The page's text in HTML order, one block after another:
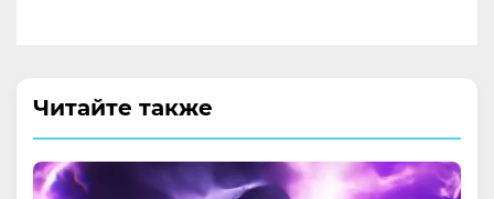
Читайте также